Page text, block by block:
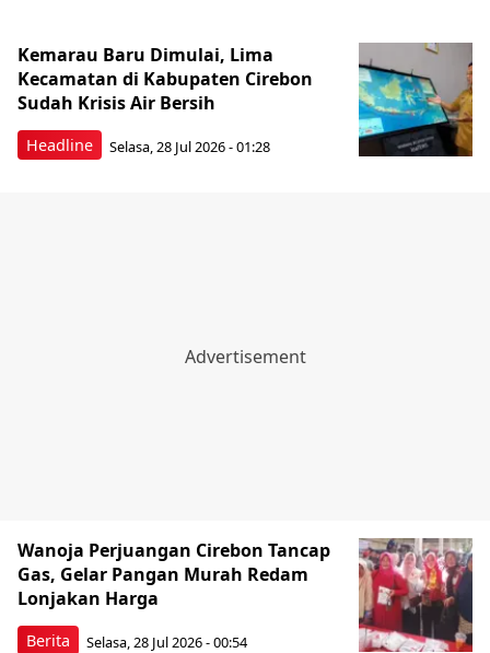
Headline
Kemarau Baru Dimulai, Lima
Kecamatan di Kabupaten Cirebon
Sudah Krisis Air Bersih
Selasa, 28 Jul 2026 - 01:28
Berita
Wanoja Perjuangan Cirebon Tancap
Gas, Gelar Pangan Murah Redam
Lonjakan Harga
Selasa, 28 Jul 2026 - 00:54